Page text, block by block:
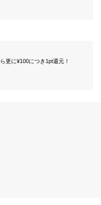
更に¥100につき1pt還元！